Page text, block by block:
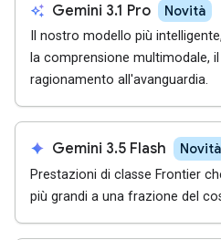
auto_awesome Gemini 3.1 Pro Novità
Il nostro modello più
la comprensione multimodale,
ragionamento all'avanguardia.
spark Gemini 3.5 Flash Novità
Prestazioni di classe Frontier
più grandi a una frazione del